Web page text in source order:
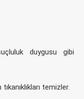
duygusu gibi
temizler.